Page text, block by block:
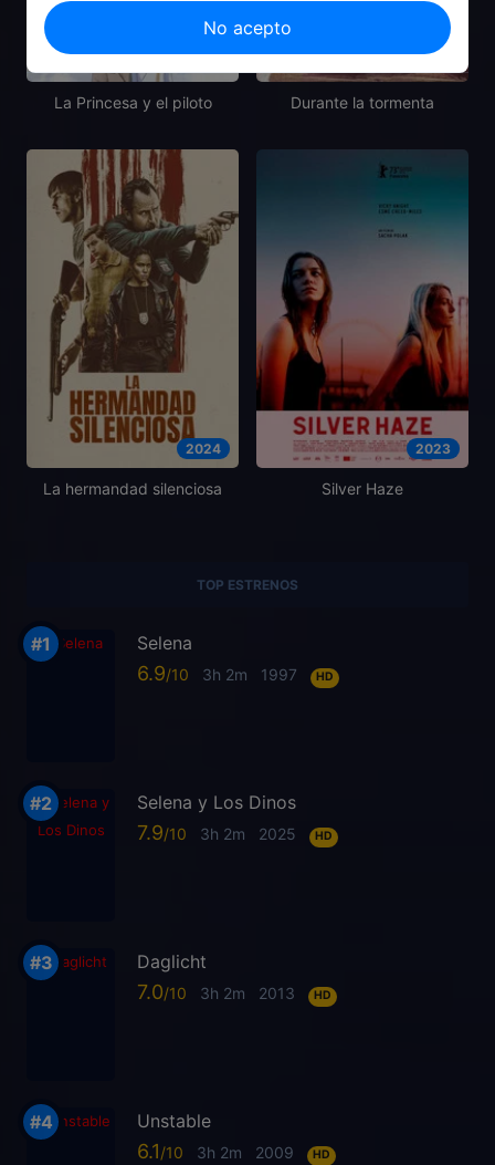
La Princesa y el piloto Durante la tormenta
2024
La hermandad silenciosa
2023
Silver Haze
TOP ESTRENOS
Selena
6.9 3h 2m 1997 HD
Selena y Los Dinos
7.9 3h 2m 2025 HD
Daglicht
7.0 3h 2m 2013 HD
Unstable
6.1 3h 2m 2009 HD
No acepto